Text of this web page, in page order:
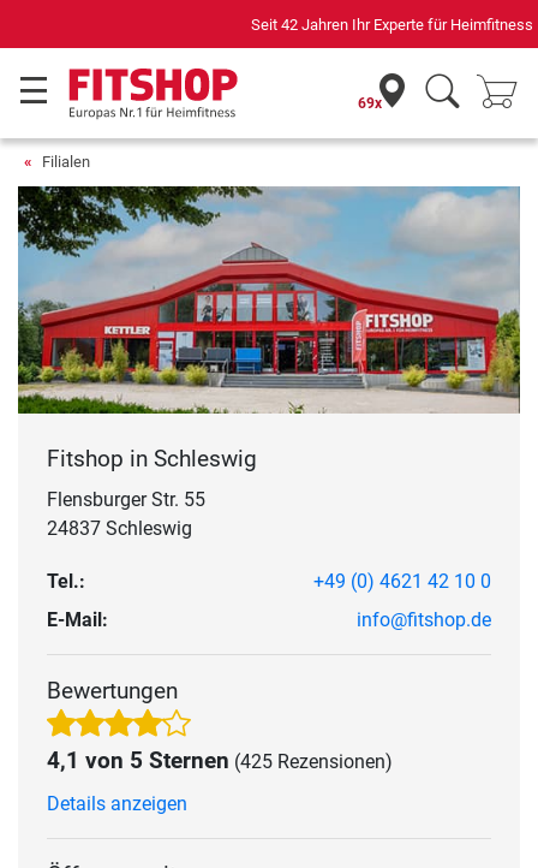
Seit 42 Jahren Ihr Experte für Heimfitness
69x
Filialen
Fitshop in Schleswig
Flensburger Str. 55
24837 Schleswig
Tel.:
+49 (0) 4621 42 10 0
E-Mail:
info@fitshop.de
Bewertungen
4,1 von 5 Sternen (425 Rezensionen)
Details anzeigen